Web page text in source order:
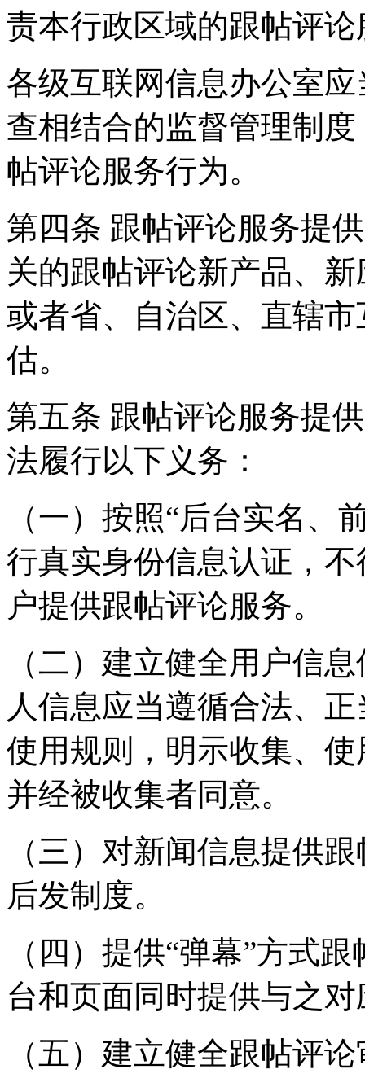
责本行政区域的跟帖评
各级互联网信息办公室
查相结合的监督管理制
帖评论服务行为。
第四条 跟帖评论服务提
关的跟帖评论新产品、
或者省、自治区、直辖
估。
第五条 跟帖评论服务提
法履行以下义务：
（一）按照“后台实名、
行真实身份信息认证，
户提供跟帖评论服务。
（二）建立健全用户信
人信息应当遵循合法、
使用规则，明示收集、
并经被收集者同意。
（三）对新闻信息提供
后发制度。
（四）提供“弹幕”方式
台和页面同时提供与之
（五）建立健全跟帖评